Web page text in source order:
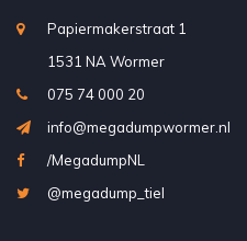
Papiermakerstraat 1
1531 NA Wormer
075 74 000 20
info@megadumpwormer.nl
/MegadumpNL
@megadump_tiel